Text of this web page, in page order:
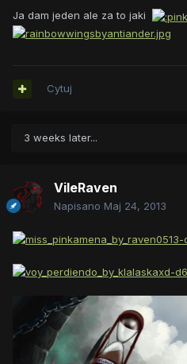
Ja dam jeden ale za to jaki
Cytuj
3 weeks later...
VileRaven
Napisano Maj 24, 2013